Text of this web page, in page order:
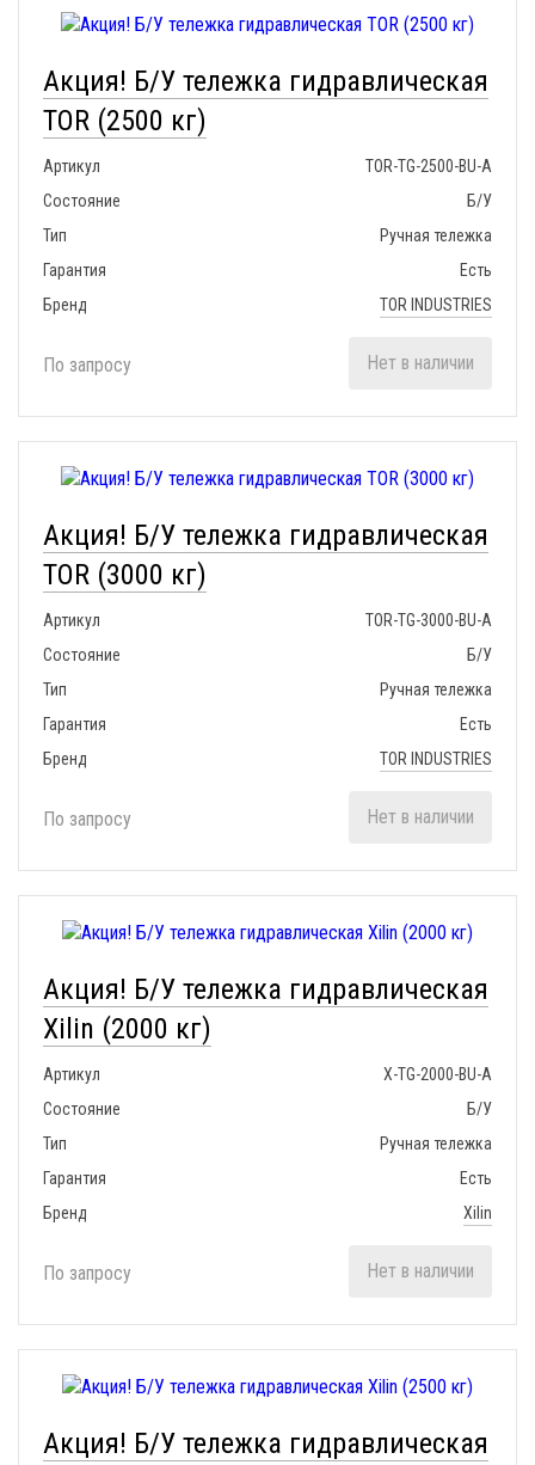
Акция! Б/У тележка гидравлическая
TOR (2500 кг)
Артикул
TOR-TG-2500-BU-A
Состояние
Б/У
Тип
Ручная тележка
Гарантия
Есть
Бренд
TOR INDUSTRIES
По запросу Нет в наличии
Акция! Б/У тележка гидравлическая
TOR (3000 кг)
Артикул
TOR-TG-3000-BU-A
Состояние
Б/У
Тип
Ручная тележка
Гарантия
Есть
Бренд
TOR INDUSTRIES
По запросу Нет в наличии
Акция! Б/У тележка гидравлическая
Xilin (2000 кг)
Артикул
X-TG-2000-BU-A
Состояние
Б/У
Тип
Ручная тележка
Гарантия
Есть
Бренд
Xilin
По запросу Нет в наличии
Акция! Б/У тележка гидравлическая